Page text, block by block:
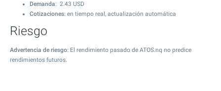
Demanda: 2.43 USD
Cotizaciones: en tiempo real, actualización automática
Riesgo
Advertencia de riesgo: El rendimiento pasado de ATOS.nq no predice
rendimientos futuros.